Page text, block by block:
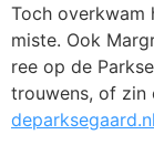
Toch overkwam
miste. Ook
ree op de
trouwens, of zin
deparksegaard.nl